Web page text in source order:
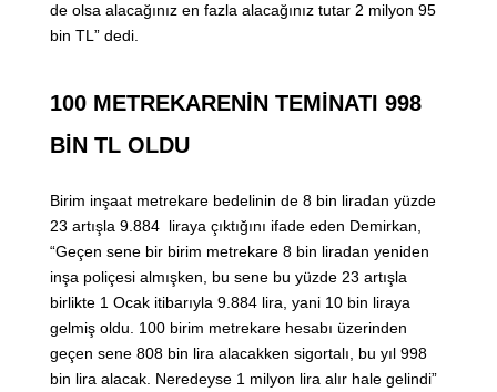
de olsa alacağınız en fazla alacağınız tutar 2 milyon 95
bin TL” dedi.
100 METREKARENİN TEMİNATI 998
BİN TL OLDU
Birim inşaat metrekare bedelinin de 8 bin liradan yüzde
23 artışla 9.884 liraya çıktığını ifade eden Demirkan,
“Geçen sene bir birim metrekare 8 bin liradan yeniden
inşa poliçesi almışken, bu sene bu yüzde 23 artışla
birlikte 1 Ocak itibarıyla 9.884 lira, yani 10 bin liraya
gelmiş oldu. 100 birim metrekare hesabı üzerinden
geçen sene 808 bin lira alacakken sigortalı, bu yıl 998
bin lira alacak. Neredeyse 1 milyon lira alır hale gelindi”